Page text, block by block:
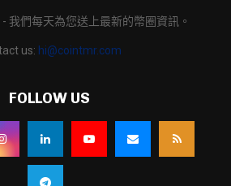
我們每天為您送上最新的幣圈資訊。
us: hi@cointmr.com
FOLLOW US